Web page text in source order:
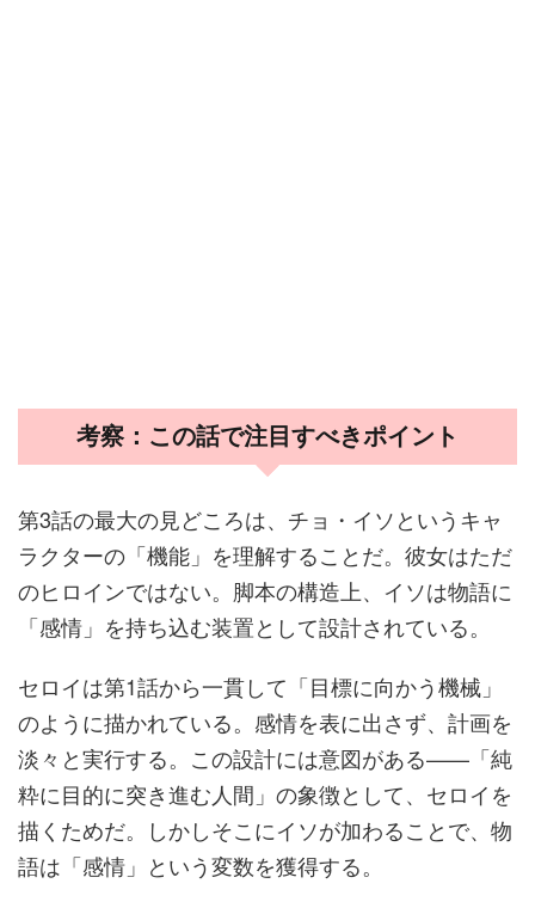
考察：この話で注目すべきポイント
第3話の最大の見どころは、チョ・イソというキャ
ラクターの「機能」を理解することだ。彼女はただ
のヒロインではない。脚本の構造上、イソは物語に
「感情」を持ち込む装置として設計されている。
セロイは第1話から一貫して「目標に向かう機械」
のように描かれている。感情を表に出さず、計画を
淡々と実行する。この設計には意図がある——「純
粋に目的に突き進む人間」の象徴として、セロイを
描くためだ。しかしそこにイソが加わることで、物
語は「感情」という変数を獲得する。